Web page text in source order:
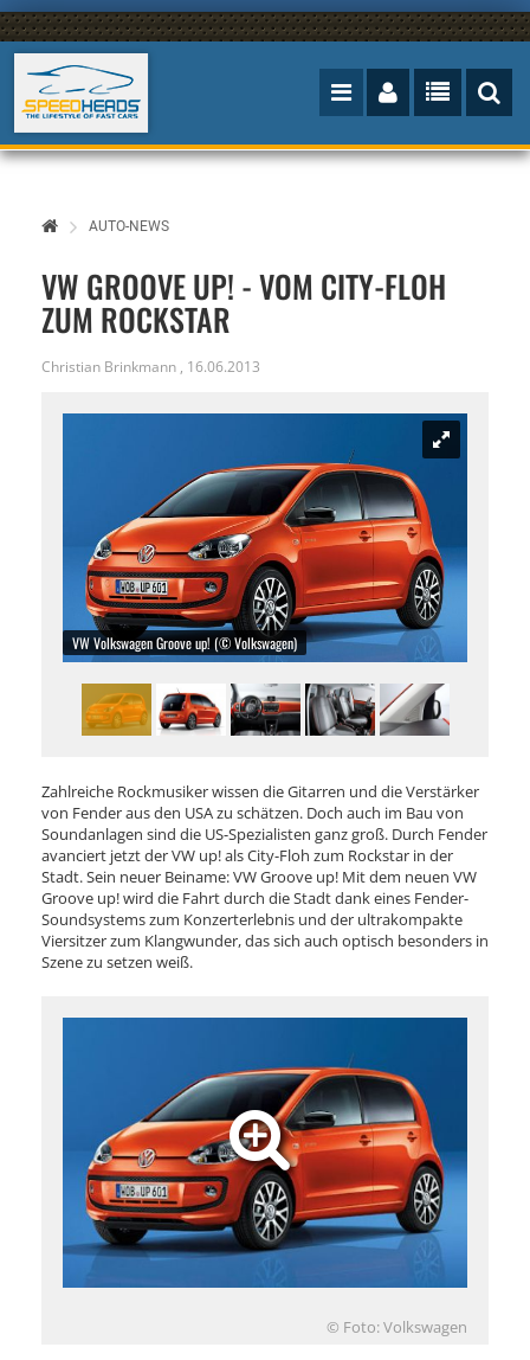
AUTO-NEWS
VW GROOVE UP! - VOM CITY-FLOH
ZUM ROCKSTAR
Christian Brinkmann , 16.06.2013
VW Volkswagen Groove up! (© Volkswagen)
Zahlreiche Rockmusiker wissen die Gitarren und die Verstärker
von Fender aus den USA zu schätzen. Doch auch im Bau von
Soundanlagen sind die US-Spezialisten ganz groß. Durch Fender
avanciert jetzt der VW up! als City-Floh zum Rockstar in der
Stadt. Sein neuer Beiname: VW Groove up! Mit dem neuen VW
Groove up! wird die Fahrt durch die Stadt dank eines Fender-
Soundsystems zum Konzerterlebnis und der ultrakompakte
Viersitzer zum Klangwunder, das sich auch optisch besonders in
Szene zu setzen weiß.
© Foto: Volkswagen